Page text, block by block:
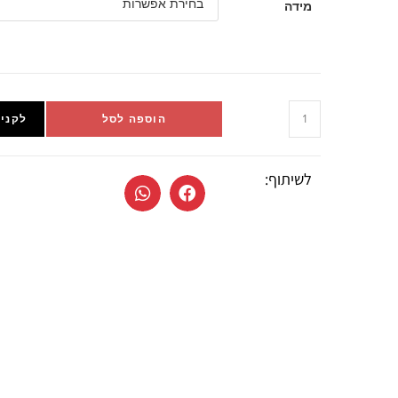
מידה
הוספה לסל
לשיתוף: